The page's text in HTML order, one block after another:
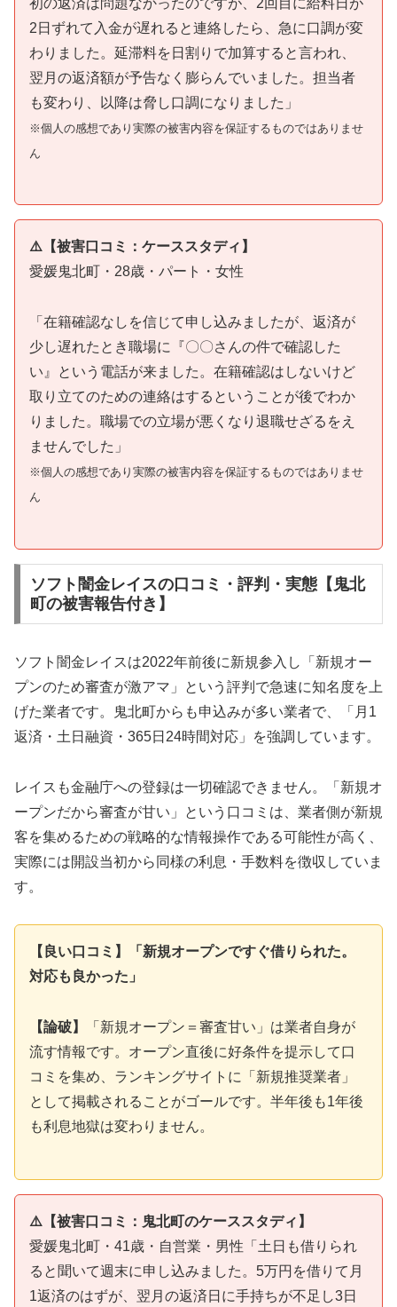
2日ずれて入金が遅れると連絡したら、急に口調が変
わりました。延滞料を日割りで加算すると言われ、
翌月の返済額が予告なく膨らんでいました。担当者
も変わり、以降は脅し口調になりました」
※個人の感想であり実際の被害内容を保証するものではありませ
ん
⚠️【被害口コミ：ケーススタディ】
愛媛鬼北町・28歳・パート・女性
「在籍確認なしを信じて申し込みましたが、返済が
少し遅れたとき職場に『〇〇さんの件で確認した
い』という電話が来ました。在籍確認はしないけど
取り立てのための連絡はするということが後でわか
りました。職場での立場が悪くなり退職せざるをえ
ませんでした」
※個人の感想であり実際の被害内容を保証するものではありませ
ん
ソフト闇金レイスの口コミ・評判・実態【鬼北
町の被害報告付き】
ソフト闇金レイスは2022年前後に新規参入し「新規オー
プンのため審査が激アマ」という評判で急速に知名度を上
げた業者です。鬼北町からも申込みが多い業者で、「月1
返済・土日融資・365日24時間対応」を強調しています。
レイスも金融庁への登録は一切確認できません。「新規オ
ープンだから審査が甘い」という口コミは、業者側が新規
客を集めるための戦略的な情報操作である可能性が高く、
実際には開設当初から同様の利息・手数料を徴収していま
す。
【良い口コミ】「新規オープンですぐ借りられた。
対応も良かった」
【論破】
「新規オープン＝審査甘い」は業者自身が
流す情報です。オープン直後に好条件を提示して口
コミを集め、ランキングサイトに「新規推奨業者」
として掲載されることがゴールです。半年後も1年後
も利息地獄は変わりません。
⚠️【被害口コミ：鬼北町のケーススタディ】
愛媛鬼北町・41歳・自営業・男性「土日も借りられ
ると聞いて週末に申し込みました。5万円を借りて月
1返済のはずが、翌月の返済日に手持ちが不足し3日